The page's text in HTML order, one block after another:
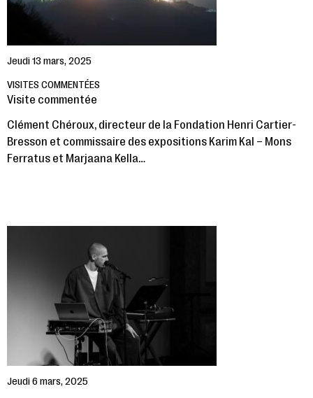
Jeudi 13 mars, 2025
VISITES COMMENTÉES
Visite commentée
Clément Chéroux, directeur de la Fondation Henri Cartier-
Bresson et commissaire des expositions Karim Kal – Mons
Ferratus et Marjaana Kella…
Jeudi 6 mars, 2025